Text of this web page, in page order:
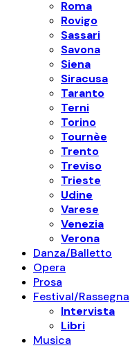
Roma
Rovigo
Sassari
Savona
Siena
Siracusa
Taranto
Terni
Torino
Tournèe
Trento
Treviso
Trieste
Udine
Varese
Venezia
Verona
Danza/Balletto
Opera
Prosa
Festival/Rassegna
Intervista
Libri
Musica